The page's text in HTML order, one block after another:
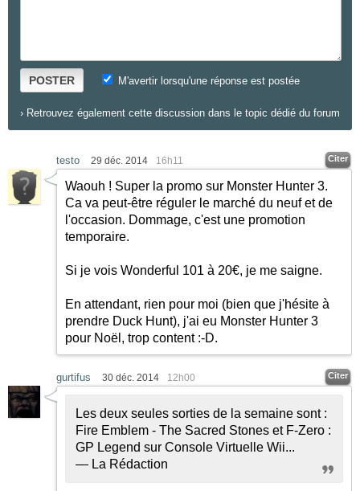
POSTER M'avertir lorsqu'une réponse est postée
› Retrouvez également cette discussion dans le topic dédié du forum
testo 29 déc. 2014 16h11 Citer
Waouh ! Super la promo sur Monster Hunter 3.
Ca va peut-être réguler le marché du neuf et de
l'occasion. Dommage, c'est une promotion
temporaire.
Si je vois Wonderful 101 à 20€, je me saigne.
En attendant, rien pour moi (bien que j'hésite à
prendre Duck Hunt), j'ai eu Monster Hunter 3
pour Noël, trop content :-D.
gurtifus 30 déc. 2014 12h00 Citer
Les deux seules sorties de la semaine sont :
Fire Emblem - The Sacred Stones et F-Zero :
GP Legend sur Console Virtuelle Wii...
— La Rédaction